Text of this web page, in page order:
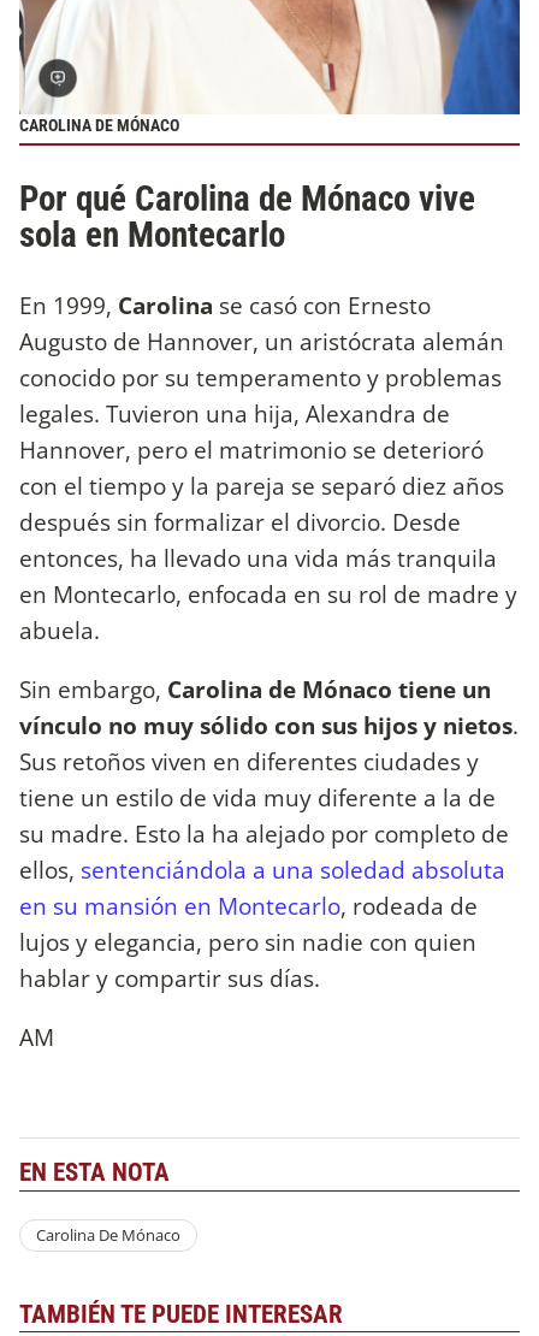
CAROLINA DE MÓNACO
Por qué Carolina de Mónaco vive
sola en Montecarlo
En 1999, Carolina se casó con Ernesto
Augusto de Hannover, un aristócrata alemán
conocido por su temperamento y problemas
legales. Tuvieron una hija, Alexandra de
Hannover, pero el matrimonio se deterioró
con el tiempo y la pareja se separó diez años
después sin formalizar el divorcio. Desde
entonces, ha llevado una vida más tranquila
en Montecarlo, enfocada en su rol de madre y
abuela.
Sin embargo, Carolina de Mónaco tiene un
vínculo no muy sólido con sus hijos y nietos.
Sus retoños viven en diferentes ciudades y
tiene un estilo de vida muy diferente a la de
su madre. Esto la ha alejado por completo de
ellos, sentenciándola a una soledad absoluta
en su mansión en Montecarlo, rodeada de
lujos y elegancia, pero sin nadie con quien
hablar y compartir sus días.
AM
EN ESTA NOTA
Carolina De Mónaco
TAMBIÉN TE PUEDE INTERESAR